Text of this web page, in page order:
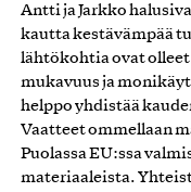
Antti ja Jarkko
kautta kestävämpää
lähtökohtia ovat olleet
mukavuus ja
helppo yhdistää
Vaatteet ommellaan
Puolassa EU:ssa
materiaaleista.